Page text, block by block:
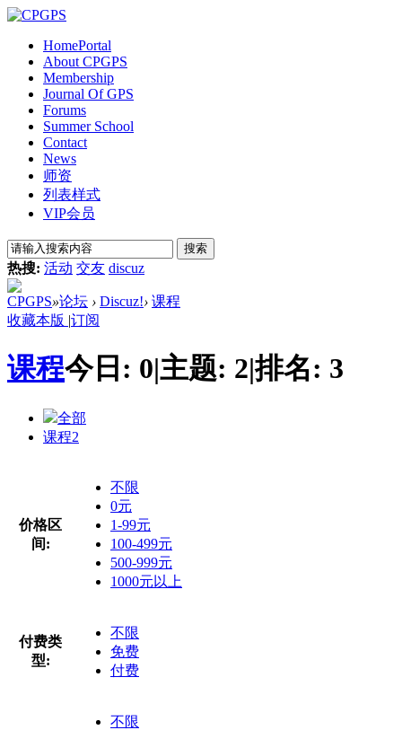
HomePortal
About CPGPS
Membership
Journal Of GPS
Forums
Summer School
Contact
News
师资
列表样式
VIP会员
搜索
热搜: 活动 交友 discuz
CPGPS»论坛 › Discuz!› 课程
收藏本版 |订阅
课程今日: 0|主题: 2|排名: 3
全部
课程2
价格区
间:
不限
0元
1-99元
100-499元
500-999元
1000元以上
付费类
型:
不限
免费
付费
不限